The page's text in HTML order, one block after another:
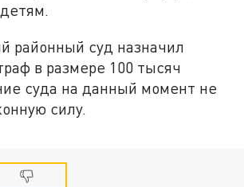
районный суд назначил
в размере 100 тысяч
суда на данный момент не
силу.